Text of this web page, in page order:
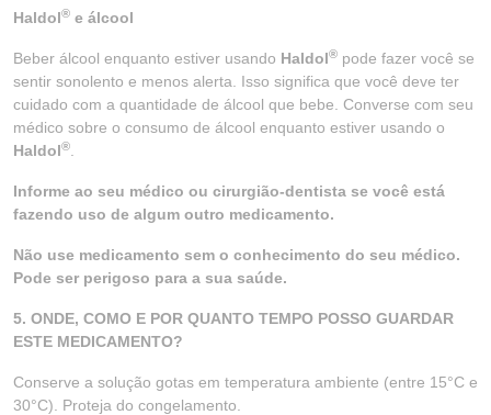
Haldol® e álcool
Beber álcool enquanto estiver usando Haldol® pode fazer você se
sentir sonolento e menos alerta. Isso significa que você deve ter
cuidado com a quantidade de álcool que bebe. Converse com seu
médico sobre o consumo de álcool enquanto estiver usando o
Haldol®
Informe ao seu médico ou cirurgião-dentista se você está
fazendo uso de algum outro medicamento.
Não use medicamento sem o conhecimento do seu médico.
Pode ser perigoso para a sua saúde.
5. ONDE, COMO E POR QUANTO TEMPO POSSO GUARDAR
ESTE MEDICAMENTO?
Conserve a solução gotas em temperatura ambiente (entre 15°C e
30°C). Proteja do congelamento.